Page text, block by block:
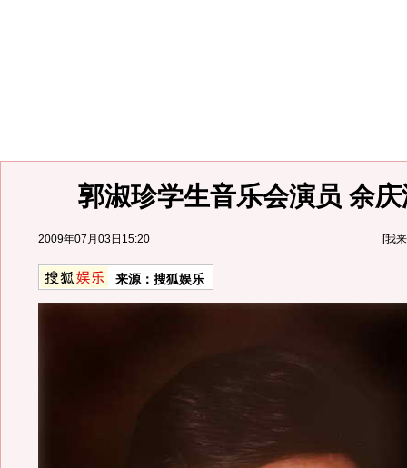
郭淑珍学生音乐会演员 余
2009年07月03日15:20 [我
来源： 搜狐娱乐